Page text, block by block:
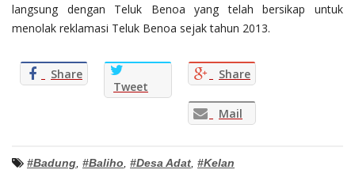
langsung dengan Teluk Benoa yang telah bersikap untuk
menolak reklamasi Teluk Benoa sejak tahun 2013.
Share
Tweet
Share
Mail
#Badung #Baliho #Desa Adat #Kelan